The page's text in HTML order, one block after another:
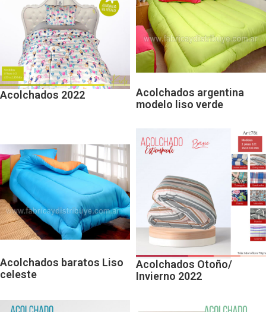
Acolchados 2022
Acolchados argentina
modelo liso verde
Acolchados baratos Liso
celeste
Acolchados Otoño/
Invierno 2022